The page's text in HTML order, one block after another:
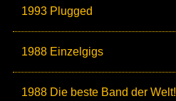
1993 Plugged
1988 Einzelgigs
1988 Die beste Band der Welt!